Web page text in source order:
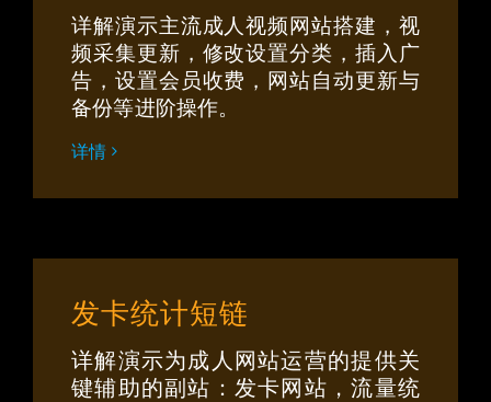
详解演示主流成人视频网站搭建，视
频采集更新，修改设置分类，插入广
告，设置会员收费，网站自动更新与
备份等进阶操作。
详情
发卡统计短链
详解演示为成人网站运营的提供关
键辅助的副站：发卡网站，流量统